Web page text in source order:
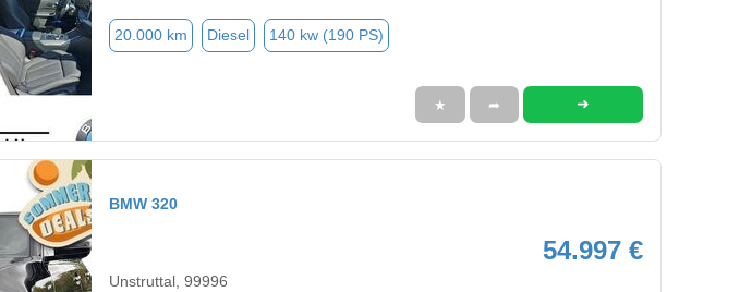
20.000 km Diesel 140 kw (190 PS)
★ ➦ ➜
BMW 320
54.997 €
Unstruttal, 99996